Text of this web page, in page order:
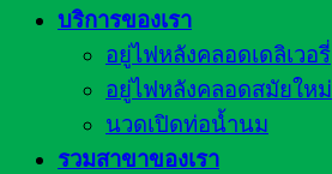
บริการของเรา
อยู่ไฟหลังคลอดเดลิเวอรี่
อยู่ไฟหลังคลอดสมัยใหม่
นวดเปิดท่อน้ำนม
รวมสาขาของเรา